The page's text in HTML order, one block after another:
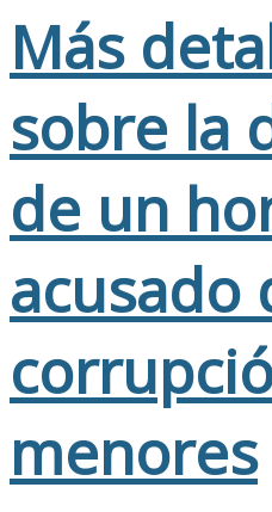
Más
sobre la
de un
acusado
menores